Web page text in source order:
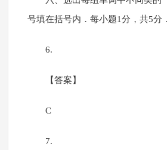
号填在括号内．每小题1分，共5分．
6.
【答案】
C
7.